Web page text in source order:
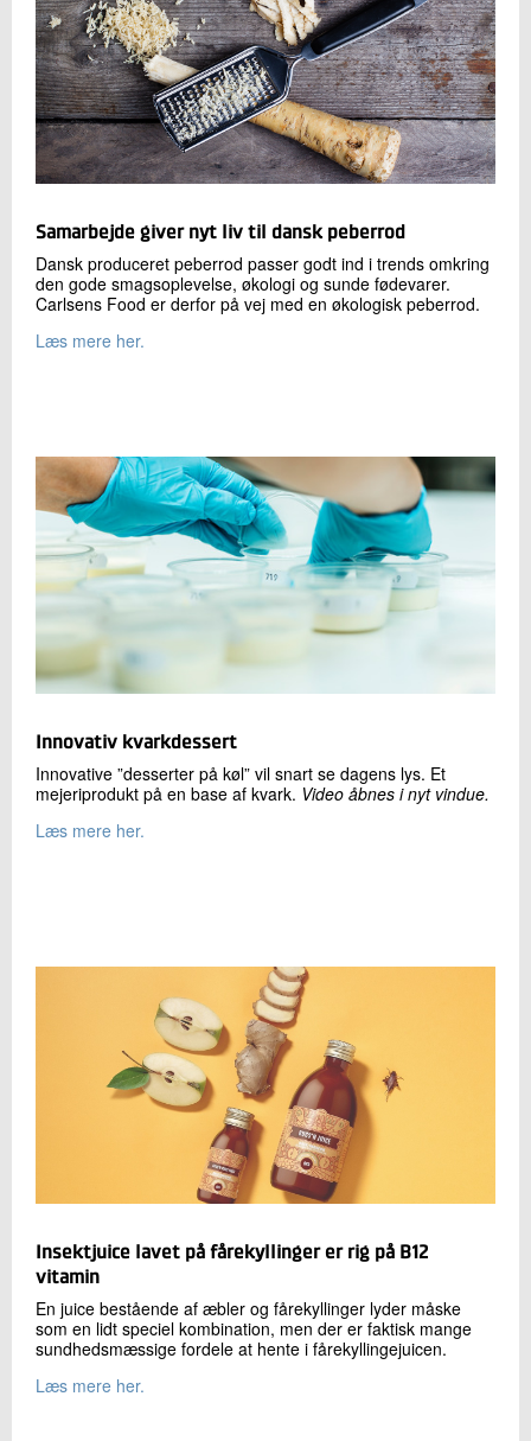
Samarbejde giver nyt liv til dansk peberrod
Dansk produceret peberrod passer godt ind i trends omkring
den gode smagsoplevelse, økologi og sunde fødevarer.
Carlsens Food er derfor på vej med en økologisk peberrod.
Læs mere her.
Innovativ kvarkdessert
Innovative ”desserter på køl” vil snart se dagens lys. Et
mejeriprodukt på en base af kvark. Video åbnes i nyt vindue.
Læs mere her.
Insektjuice lavet på fårekyllinger er rig på B12
vitamin
En juice bestående af æbler og fårekyllinger lyder måske
som en lidt speciel kombination, men der er faktisk mange
sundhedsmæssige fordele at hente i fårekyllingejuicen.
Læs mere her.